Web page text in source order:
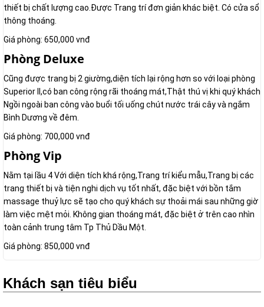
thiết bị chất lượng cao.Được Trang trí đơn giản khác biệt. Có cửa sổ
thông thoáng.
Giá phòng: 650,000 vnđ
Phòng Deluxe
Cũng được trang bị 2 giường,diện tích lại rộng hơn so với loại phòng
Superior II,có ban công rộng rãi thoáng mát,Thật thú vị khi quý khách
Ngồi ngoài ban công vào buổi tối uống chút nước trái cây và ngắm
Bình Dương về đêm.
Giá phòng: 700,000 vnđ
Phòng Vip
Nằm tại lầu 4 Với diện tích khá rộng,Trang trí kiểu mẫu,Trang bị các
trang thiết bị và tiện nghi dịch vụ tốt nhất, đặc biệt với bồn tắm
massage thuỷ lực sẽ tạo cho quý khách sự thoải mái sau những giờ
làm việc mệt mỏi. Không gian thoáng mát, đặc biệt ở trên cao nhìn
toàn cảnh trung tâm Tp Thủ Dầu Một.
Giá phòng: 850,000 vnđ
Khách sạn tiêu biểu